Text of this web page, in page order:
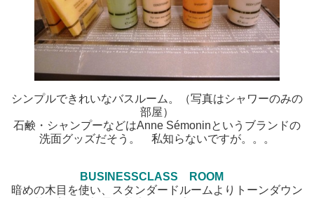
シンプルできれいなバスルーム。（写真はシャワーのみの
部屋）
石鹸・シャンプーなどはAnne Sémoninというブランドの
洗面グッズだそう。 私知らないですが。。。
BUSINESSCLASS ROOM
暗めの木目を使い、スタンダードルームよりトーンダウン